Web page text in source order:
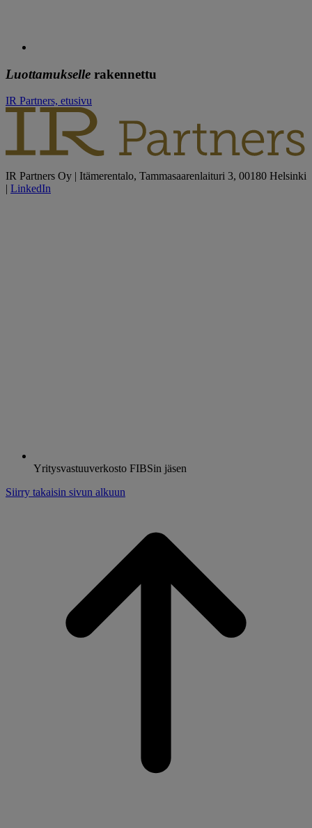
Luottamukselle rakennettu
IR Partners, etusivu
IR Partners Oy | Itämerentalo, Tammasaarenlaituri 3, 00180 Helsinki
| LinkedIn
Yritysvastuuverkosto FIBSin jäsen
Siirry takaisin sivun alkuun